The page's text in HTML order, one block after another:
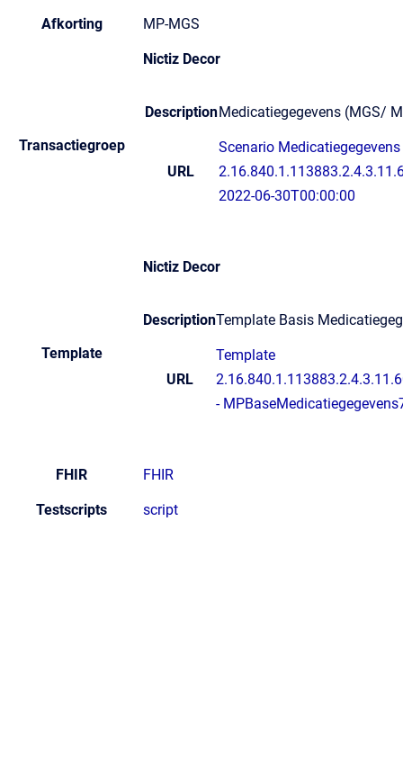
Afkorting MP-MGS
Transactiegroep
Nictiz Decor
DescriptionMedicatiegegevens (MGS/
URL
Scenario Medicatiegegevens
2022-06-30T00:00:00
Template
Nictiz Decor
DescriptionTemplate Basis
URL
Template
-
FHIR FHIR
Testscripts script